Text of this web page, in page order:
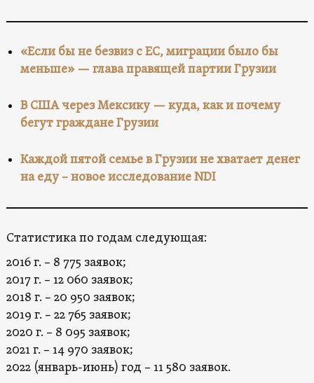
«Если бы не безвиз с ЕС, миграции было бы
меньше» — глава правящей партии Грузии
В США через Мексику — куда, как и почему
бегут граждане Грузии
Каждой пятой семье в Грузии не хватает денег
на еду – новое исследование NDI
Статистика по годам следующая:
2016 г. – 8 775 заявок;
2017 г. – 12 060 заявок;
2018 г. – 20 950 заявок;
2019 г. – 22 765 заявок;
2020 г. – 8 095 заявок;
2021 г. – 14 970 заявок;
2022 (январь-июнь) год – 11 580 заявок.